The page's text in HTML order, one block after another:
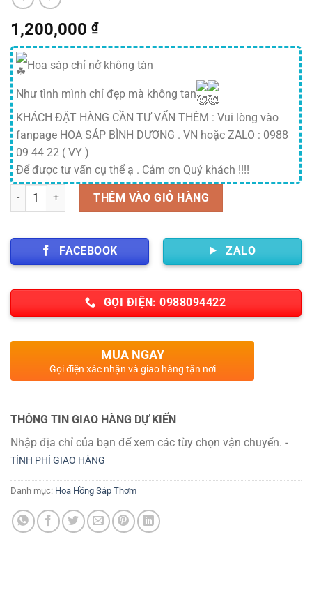
1,200,000 ₫
Hoa sáp chỉ nở không tàn
Như tình mình chỉ đẹp mà không tan
KHÁCH ĐẶT HÀNG CẦN TƯ VẤN THÊM : Vui lòng vào
fanpage HOA SÁP BÌNH DƯƠNG . VN hoặc ZALO : 0988
09 44 22 ( VY )
Để được tư vấn cụ thể ạ . Cảm ơn Quý khách !!!!
Số lượng THÊM VÀO GIỎ HÀNG
FACEBOOK ZALO
GỌI ĐIỆN: 0988094422
MUA NGAY
Gọi điện xác nhận và giao hàng tận nơi
THÔNG TIN GIAO HÀNG DỰ KIẾN
Nhập địa chỉ của bạn để xem các tùy chọn vận chuyển. -
TÍNH PHÍ GIAO HÀNG
Danh mục: Hoa Hồng Sáp Thơm